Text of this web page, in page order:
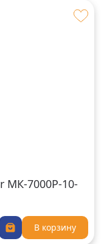
7000P-10-
В корзину